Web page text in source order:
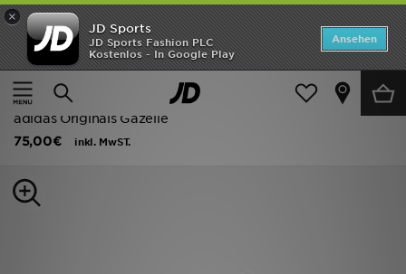
×
JD Sports
JD Sports Fashion PLC
Kostenlos - In Google Play
Ansehen
Startseite
Kinder
Schuhe Jugendliche (Gr. 36-38.5)
adidas Originals Gazelle
75,00€
inkl. MwST.
Startseite
ANGEBOTE
Marken
Herren